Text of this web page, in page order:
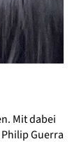
Mit dabei
Guerra